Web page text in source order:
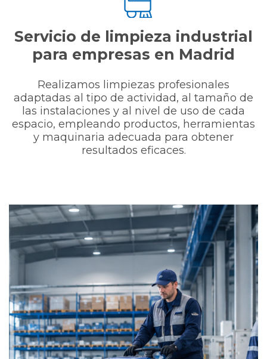
Servicio de limpieza industrial
para empresas en Madrid
Realizamos limpiezas profesionales
adaptadas al tipo de actividad, al tamaño de
las instalaciones y al nivel de uso de cada
espacio, empleando productos, herramientas
y maquinaria adecuada para obtener
resultados eficaces.